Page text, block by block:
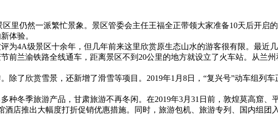
里仍然一派繁忙景象。景区管委会主任王福全正带领大家准备10天后开启
体验。
为4A级景区十余年，但几年前来这里欣赏原生态山水的游客很有限。最近
前兰渝铁路全线通车，距离景区不到20公里的地方就设立了火车站。从兰
除了欣赏雪景，还新增了滑雪等项目。2019年1月8日，“复兴号”动车组列
冬季旅游产品，甘肃旅游不再冬闲。在2019年3月31日前，敦煌莫高窟、
酒店推出大幅度打折促销优惠措施。同时，旅游包机、旅游专列、国内组